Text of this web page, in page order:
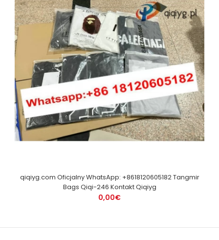
qiqiyg.com Oficjalny WhatsApp: +8618120605182 Tangmir
Bags Qiqi-246 Kontakt Qiqiyg
0,00€